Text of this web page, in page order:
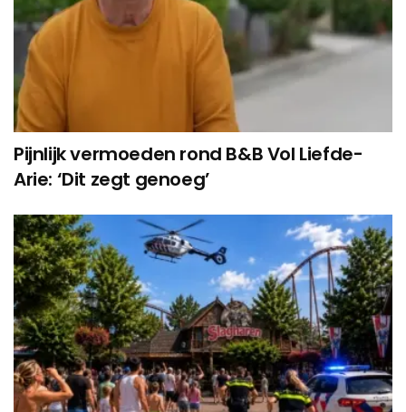
Pijnlijk vermoeden rond B&B Vol Liefde-
Arie: ‘Dit zegt genoeg’